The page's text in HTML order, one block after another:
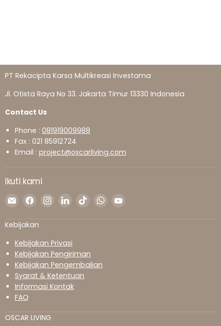
PT Rekacipta Karsa Multikreasi Investama
Jl. Otista Raya No 33. Jakarta Timur 13330 Indonesia
Contact Us
Phone : 081919009988
Fax : 021 85912724
Email : project@oscarliving.com
Ikuti kami
Temukan
di
Surel
TemukanTemukanTemukanTemukanTemukan
Kebijakan
Kebijakan Privasi
Kebijakan Pengiriman
Kebijakan Pengembalian
Syarat & Ketentuan
Informasi Kontak
FAQ
OSCAR LIVING